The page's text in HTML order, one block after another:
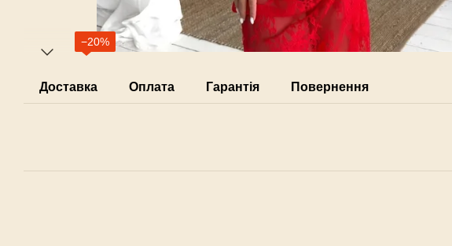
−20%
Доставка Оплата Гарантія Повернення